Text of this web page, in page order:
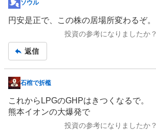
掲
示
記
事
ソウル
円安是正で、この株の居場所変わるぞ。
投資の参考になりましたか？
返信
掲
示
板
石棺で折檻
これから LPGのGHPはきつくなるで。
熊本イオンの大爆発で
投資の参考になりましたか？